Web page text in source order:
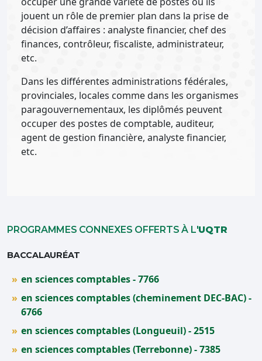
jouent un rôle de premier plan dans la prise de
décision d’affaires : analyste financier, chef des
finances, contrôleur, fiscaliste, administrateur,
etc.
Dans les différentes administrations fédérales,
provinciales, locales comme dans les organismes
paragouvernementaux, les diplômés peuvent
occuper des postes de comptable, auditeur,
agent de gestion financière, analyste financier,
etc.
PROGRAMMES CONNEXES OFFERTS À L'UQTR
BACCALAURÉAT
en sciences comptables - 7766
en sciences comptables (cheminement DEC-BAC) -
6766
en sciences comptables (Longueuil) - 2515
en sciences comptables (Terrebonne) - 7385